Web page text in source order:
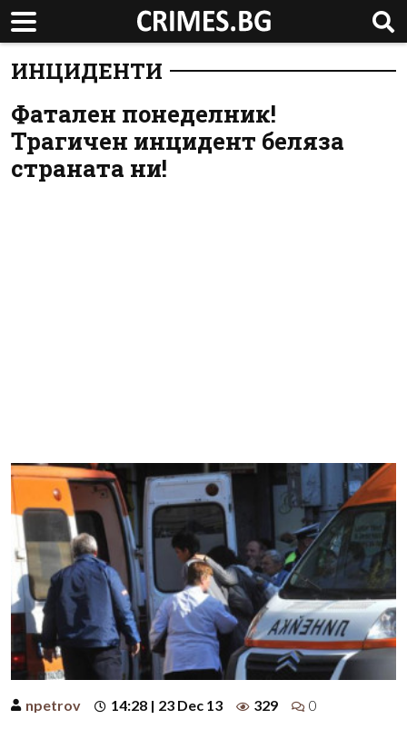
ИНЦИДЕНТИ
Фатален понеделник!
Трагичен инцидент беляза
страната ни!
npetrov 14:28 | 23 Dec 13 329 0